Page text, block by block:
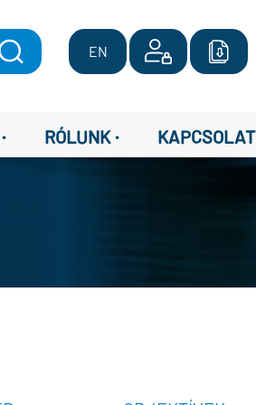
EN
· RÓLUNK · KAPCSOLAT